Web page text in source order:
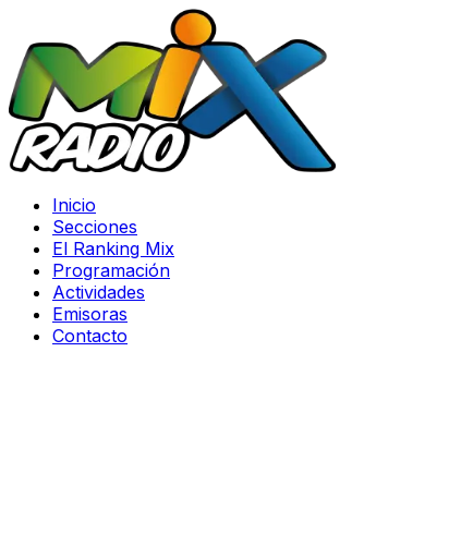
Inicio
Secciones
El Ranking Mix
Programación
Actividades
Emisoras
Contacto